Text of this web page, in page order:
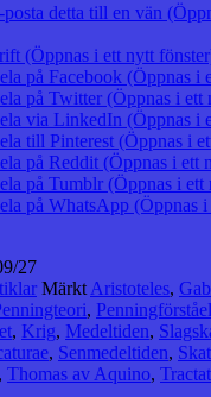
detta till en vän
(Öppnas i ett nytt
på Facebook (Öppnas i
på Twitter (Öppnas i ett
via LinkedIn (Öppnas i
till Pinterest (Öppnas i
på Reddit (Öppnas i ett
på Tumblr (Öppnas i ett
på WhatsApp (Öppnas
27
Märkt Aristoteles,
,
, Krig, Medeltiden,
, Senmedeltiden,
, Thomas av Aquino,